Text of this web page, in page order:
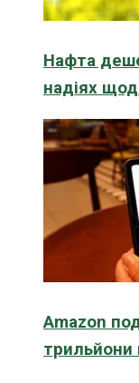
Нафта
надіях
Amazon
трильйони